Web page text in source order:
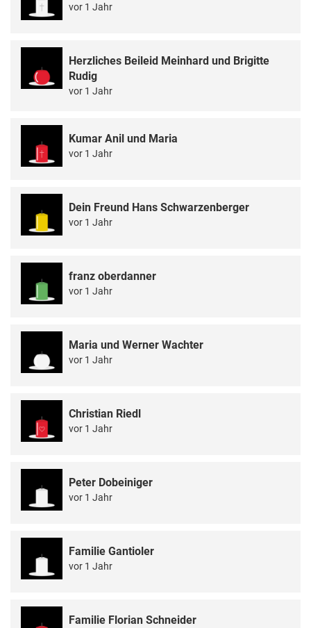
vor 1 Jahr
Herzliches Beileid Meinhard und Brigitte
Rudig
vor 1 Jahr
Kumar Anil und Maria
vor 1 Jahr
Dein Freund Hans Schwarzenberger
vor 1 Jahr
franz oberdanner
vor 1 Jahr
Maria und Werner Wachter
vor 1 Jahr
Christian Riedl
vor 1 Jahr
Peter Dobeiniger
vor 1 Jahr
Familie Gantioler
vor 1 Jahr
Familie Florian Schneider